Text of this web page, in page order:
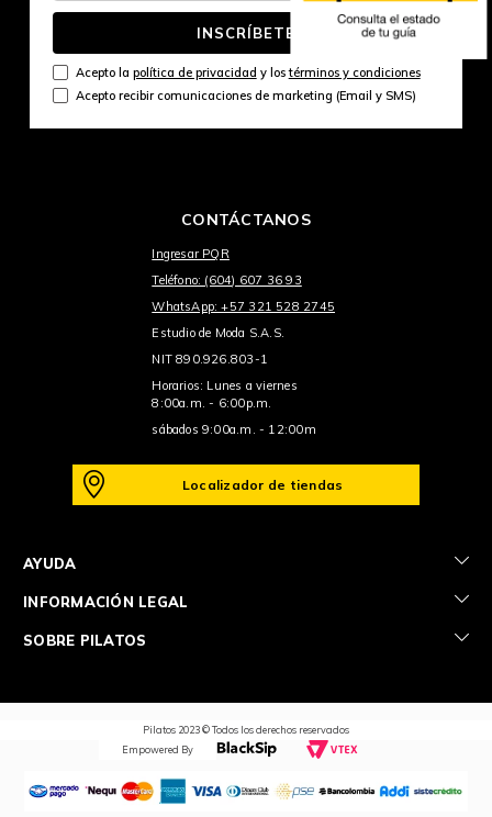
INSCRÍBETE
Acepto la política de privacidad y lostérminos y condiciones
Acepto recibir comunicaciones de marketing (Email y SMS)
CONTÁCTANOS
Ingresar PQR
Teléfono: (604) 607 36 93
WhatsApp: +57 321 528 2745
Estudio de Moda S.A.S.
NIT 890.926.803-1
Horarios: Lunes a viernes
8:00a.m. - 6:00p.m.
sábados 9:00a.m. - 12:00m
Localizador de tiendas
AYUDA +
INFORMACIÓN LEGAL +
SOBRE PILATOS +
Pilatos 2023 © Todos los derechos reservados
Empowered By